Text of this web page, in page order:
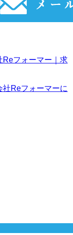
Reフォーマーに